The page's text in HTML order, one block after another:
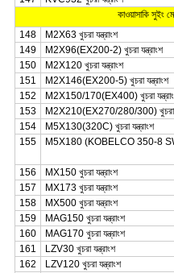
কাওয়াসাকি সুইং
148
M2X63 খুচরা যন্ত্রাংশ
149
M2X96(EX200-2) খুচরা যন্ত্রাংশ
150
M2X120 খুচরা যন্ত্রাংশ
151
M2X146(EX200-5) খুচরা যন্ত্রাংশ
152
M2X150/170(EX400) খুচরা
153
M2X210(EX270/280/300) খুচরা
154
M5X130(320C) খুচরা যন্ত্রাংশ
155
M5X180 (KOBELCO 350-8
156
MX150 খুচরা যন্ত্রাংশ
157
MX173 খুচরা যন্ত্রাংশ
158
MX500 খুচরা যন্ত্রাংশ
159
MAG150 খুচরা যন্ত্রাংশ
160
MAG170 খুচরা যন্ত্রাংশ
161
LZV30 খুচরা যন্ত্রাংশ
162
LZV120 খুচরা যন্ত্রাংশ